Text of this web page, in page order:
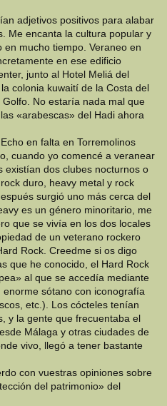
adjetivos positivos para alabar
Me encanta la cultura popular y
mucho tiempo. Veraneo en
en ese edificio
junto al Hotel Meliá del
colonia kuwaití de la Costa del
No estaría nada mal que
«arabescas» del Hadi ahora
en falta en Torremolinos
cuando yo comencé a veranear
existían dos clubes nocturnos o
duro, heavy metal y rock
surgió uno más cerca del
es un género minoritario, me
que se vivía en los dos locales
de un veterano rockero
Rock. Creedme si os digo
que he conocido, el Hard Rock
al que se accedía mediante
sótano con iconografía
etc.). Los cócteles tenían
y la gente que frecuentaba el
Málaga y otras ciudades de
vivo, llegó a tener bastante
con vuestras opiniones sobre
del patrimonio» del